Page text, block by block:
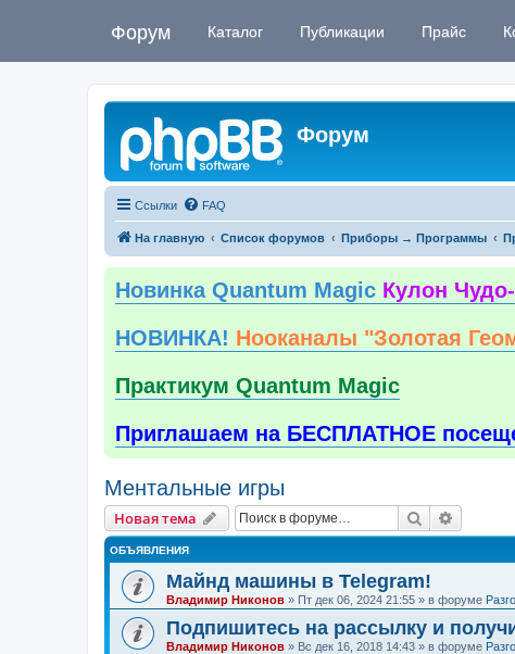
Форум Каталог Публикации Прайс
Форум
Ссылки FAQ
На главную Список форумов Приборы → Программы
Новинка Quantum Magic Кулон
НОВИНКА! Нооканалы "Золотая
Практикум Quantum Magic
Приглашаем на БЕСПЛАТНОЕ
Ментальные игры
Новая тема Поиск
ОБЪЯВЛЕНИЯ
Майнд машины в Telegram!
Владимир Никонов » Пт дек 06, 2024 21:55 » в форуме
Подпишитесь на рассылку и
Владимир Никонов » Вс дек 16, 2018 14:43 » в форуме